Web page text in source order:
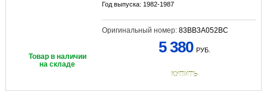
Год выпуска: 1982-1987
Оригинальный номер: 83BB3A052BC
Товар в наличии
на складе
5 380 РУБ.
КУПИТЬ